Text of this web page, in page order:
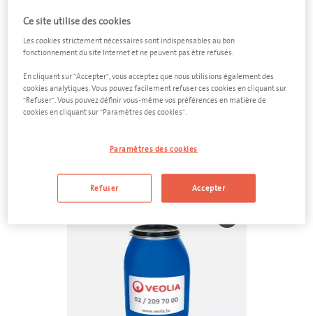
Déchets de laboratoire
Fût plastique à ouverture totale
Aller voir l'offre
Ce site utilise des cookies
Les cookies strictement nécessaires sont indispensables au bon
fonctionnement du site Internet et ne peuvent pas être refusés.
En cliquant sur "Accepter", vous acceptez que nous utilisions également des
cookies analytiques. Vous pouvez facilement refuser ces cookies en cliquant sur
"Refuser". Vous pouvez définir vous-même vos préférences en matière de
cookies en cliquant sur "Paramètres des cookies".
Paramètres des cookies
Refuser Accepter